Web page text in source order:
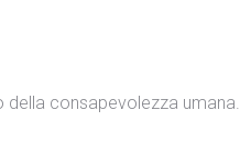
consapevolezza umana.